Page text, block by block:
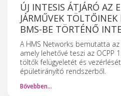
ÚJ INTESIS ÁTJÁRÓ AZ
JÁRMŰVEK
BMS-BE TÖRTÉNŐ
A HMS Networks bemutatta
amely lehetővé teszi az OCPP
töltők felügyeletét és
épületirányító rendszerből.
Bővebben…